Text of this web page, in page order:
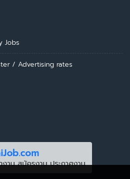
Jobs
/ Advertising rates